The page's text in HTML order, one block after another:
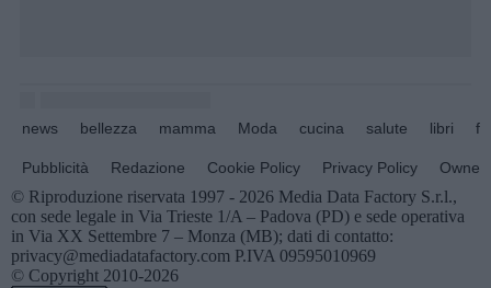
news bellezza mamma Moda cucina salute libri
Pubblicità Redazione Cookie Policy Privacy Policy
© Riproduzione riservata 1997 - 2026 Media Data Factory S.r.l.,
con sede legale in Via Trieste 1/A – Padova (PD) e sede operativa
in Via XX Settembre 7 – Monza (MB); dati di contatto:
privacy@mediadatafactory.com P.IVA 09595010969
© Copyright 2010-2026